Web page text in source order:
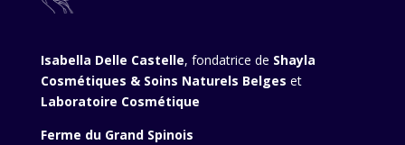
Isabella Delle Castelle, fondatrice de Shayla
Cosmétiques & Soins Naturels Belges et
Laboratoire Cosmétique
Ferme du Grand Spinois